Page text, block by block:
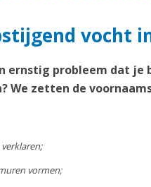
vocht
ernstig probleem dat
We zetten de
vormen;